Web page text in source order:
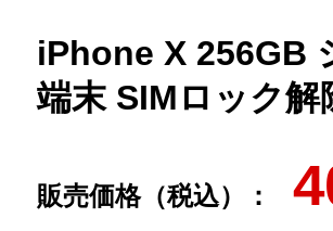
iPhone X 256GB
端末 SIMロック解
販売価格（税込）：